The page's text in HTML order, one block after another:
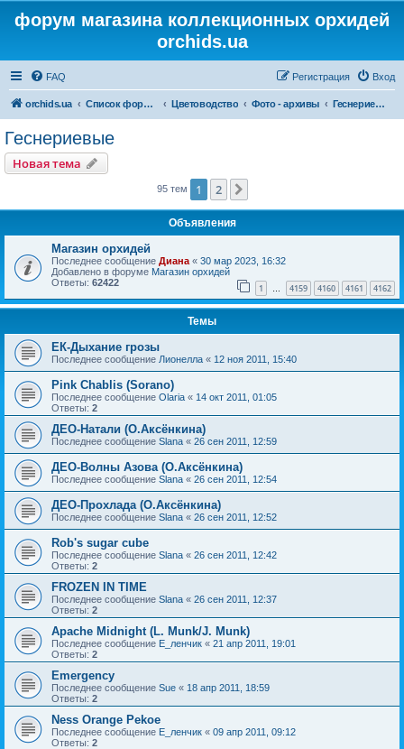
форум магазина коллекционных орхидей
orchids.ua
FAQ Вход
Регистрация
orchids.ua Список форумов Цветоводство Фото - архивы Геснериевые
Геснериевые
Новая тема
95 тем 1 2
Объявления
Магазин орхидей
Последнее сообщение Диана « 30 мар 2023, 16:32
Добавлено в форуме Магазин орхидей
Ответы: 62422 1 … 4159 4160 4161 4162
Темы
ЕК-Дыхание грозы
Последнее сообщение Лионелла « 12 ноя 2011, 15:40
Pink Chablis (Sorano)
Последнее сообщение Olaria « 14 окт 2011, 01:05
Ответы: 2
ДЕО-Натали (О.Аксёнкина)
Последнее сообщение Slana « 26 сен 2011, 12:59
ДЕО-Волны Азова (О.Аксёнкина)
Последнее сообщение Slana « 26 сен 2011, 12:54
ДЕО-Прохлада (О.Аксёнкина)
Последнее сообщение Slana « 26 сен 2011, 12:52
Rob's sugar cube
Последнее сообщение Slana « 26 сен 2011, 12:42
Ответы: 2
FROZEN IN TIME
Последнее сообщение Slana « 26 сен 2011, 12:37
Ответы: 2
Apache Midnight (L. Munk/J. Munk)
Последнее сообщение Е_ленчик « 21 апр 2011, 19:01
Ответы: 2
Emergency
Последнее сообщение Sue « 18 апр 2011, 18:59
Ответы: 2
Ness Orange Pekoe
Последнее сообщение Е_ленчик « 09 апр 2011, 09:12
Ответы: 2